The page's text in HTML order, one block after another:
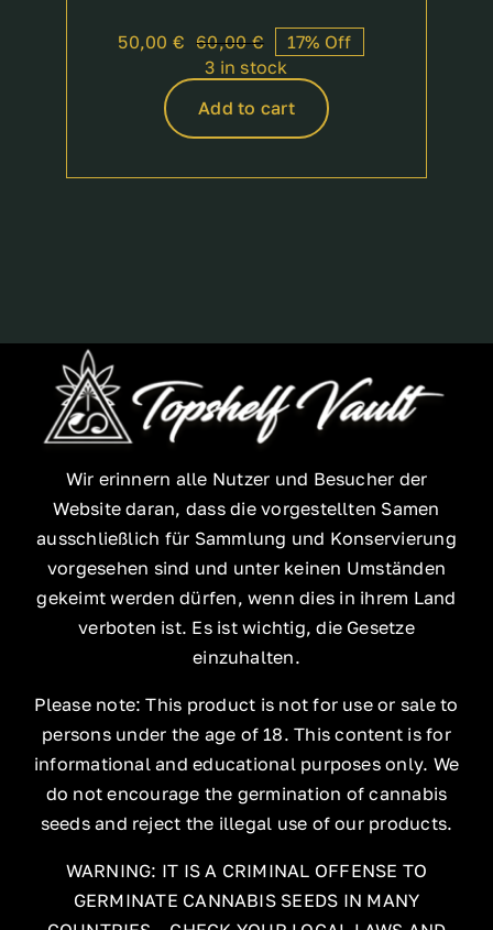
60,00€Original
price
60,00 €.
50,00 €
Current
price
50,00 €.
17% Off
3 in stock
Add to cart
Wir erinnern alle Nutzer und Besucher der
Website daran, dass die vorgestellten Samen
ausschließlich für Sammlung und Konservierung
vorgesehen sind und unter keinen Umständen
gekeimt werden dürfen, wenn dies in ihrem Land
verboten ist. Es ist wichtig, die Gesetze
einzuhalten.
Please note: This product is not for use or sale to
persons under the age of 18. This content is for
informational and educational purposes only. We
do not encourage the germination of cannabis
seeds and reject the illegal use of our products.
WARNING: IT IS A CRIMINAL OFFENSE TO
GERMINATE CANNABIS SEEDS IN MANY